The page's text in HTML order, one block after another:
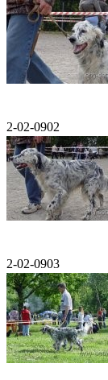
2-02-0902
2-02-0903